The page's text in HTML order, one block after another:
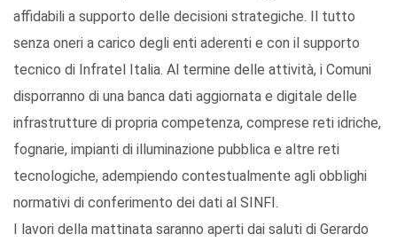
affidabili a supporto delle decisioni strategiche. Il tutto
senza oneri a carico degli enti aderenti e con il supporto
tecnico di Infratel Italia. Al termine delle attività, i Comuni
disporranno di una banca dati aggiornata e digitale delle
infrastrutture di propria competenza, comprese reti idriche,
fognarie, impianti di illuminazione pubblica e altre reti
tecnologiche, adempiendo contestualmente agli obblighi
normativi di conferimento dei dati al SINFI.
I lavori della mattinata saranno aperti dai saluti di Gerardo